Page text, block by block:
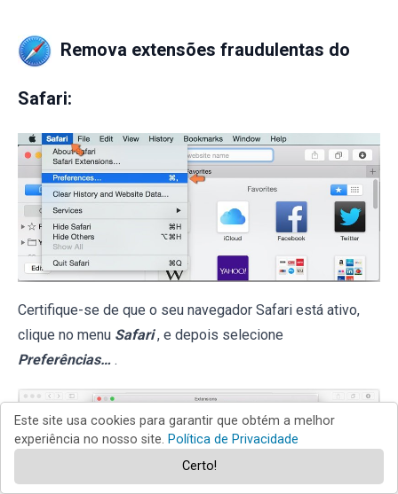
Remova extensões fraudulentas do
Safari:
Certifique-se de que o seu navegador Safari está ativo,
clique no menu Safari , e depois selecione
Preferências… .
Este site usa cookies para garantir que obtém a melhor
experiência no nosso site. Política de Privacidade
Certo!